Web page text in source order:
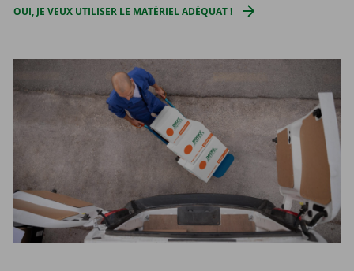
OUI, JE VEUX UTILISER LE MATÉRIEL ADÉQUAT !